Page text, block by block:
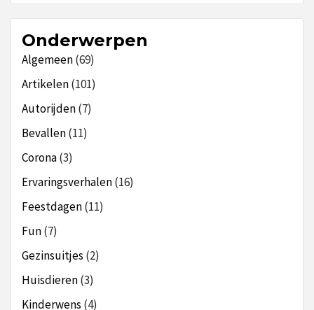
Onderwerpen
Algemeen(69)
Artikelen(101)
Autorijden(7)
Bevallen(11)
Corona(3)
Ervaringsverhalen(16)
Feestdagen(11)
Fun(7)
Gezinsuitjes (2)
Huisdieren(3)
Kinderwens (4)